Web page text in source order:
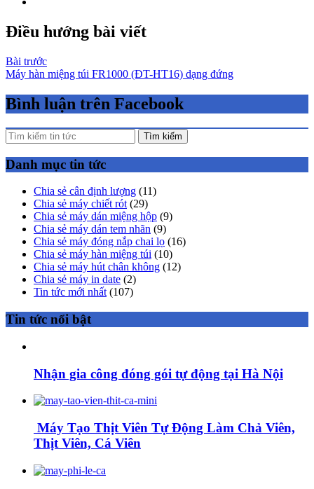
Điều hướng bài viết
Bài trước
Máy hàn miệng túi FR1000 (ĐT-HT16) dạng đứng
Bình luận trên Facebook
Tìm kiếm
Danh mục tin tức
Chia sẻ cân định lượng (11)
Chia sẻ máy chiết rót (29)
Chia sẻ máy dán miệng hộp (9)
Chia sẻ máy dán tem nhãn (9)
Chia sẻ máy đóng nắp chai lọ (16)
Chia sẻ máy hàn miệng túi (10)
Chia sẻ máy hút chân không (12)
Chia sẻ máy in date (2)
Tin tức mới nhất (107)
Tin tức nổi bật
Nhận gia công đóng gói tự động tại Hà Nội
Máy Tạo Thịt Viên Tự Động Làm Chả Viên,
Thịt Viên, Cá Viên